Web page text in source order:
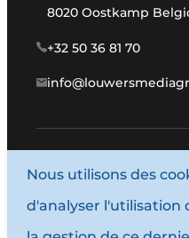
8020 Oostkamp
+32 50 36 81 70
© 1987 - 2026
Nous utilisons des
d'analyser l'utilisation